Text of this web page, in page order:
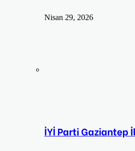
Nisan 29, 2026
İYİ Parti Gaziantep